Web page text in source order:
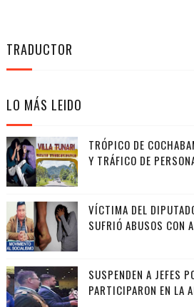
TRADUCTOR
LO MÁS LEIDO
TRÓPICO DE
Y TRÁFICO DE
VÍCTIMA DEL
SUFRIÓ ABUSOS CON
SUSPENDEN A JEFES
PARTICIPARON EN LA